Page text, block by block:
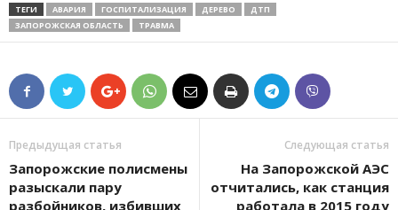
ТЕГИ АВАРИЯ ГОСПИТАЛИЗАЦИЯ ДЕРЕВО
ДТП
ЗАПОРОЖСКАЯ ОБЛАСТЬ
ТРАВМА
Предыдущая статья
Запорожские полисмены
разыскали пару
разбойников, избивших
Следующая статья
На Запорожской АЭС
отчитались, как станция
работала в 2015 году